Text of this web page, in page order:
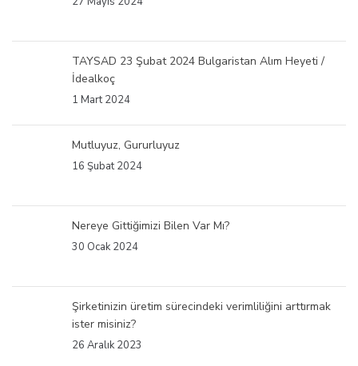
TAYSAD 23 Şubat 2024 Bulgaristan Alım Heyeti /
İdealkoç
1 Mart 2024
Mutluyuz, Gururluyuz
16 Şubat 2024
Nereye Gittiğimizi Bilen Var Mı?
30 Ocak 2024
Şirketinizin üretim sürecindeki verimliliğini arttırmak
ister misiniz?
26 Aralık 2023